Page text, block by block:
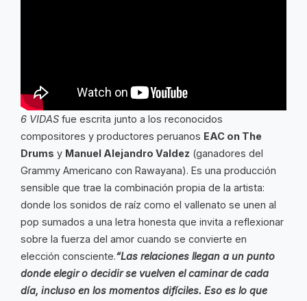
6 VIDAS fue escrita junto a los reconocidos
compositores y productores peruanos EAC on The
Drums y Manuel Alejandro Valdez (ganadores del
Grammy Americano con Rawayana). Es una producción
sensible que trae la combinación propia de la artista:
donde los sonidos de raíz como el vallenato se unen al
pop sumados a una letra honesta que invita a reflexionar
sobre la fuerza del amor cuando se convierte en
elección consciente.“Las relaciones llegan a un punto
donde elegir o decidir se vuelven el caminar de cada
día, incluso en los momentos difíciles. Eso es lo que